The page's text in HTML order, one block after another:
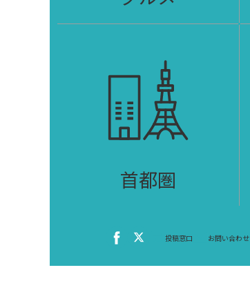
首都圏
投稿窓口 お問い合わせ